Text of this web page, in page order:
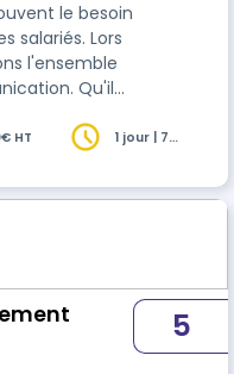
le besoin
salariés. Lors
l'ensemble
Qu'il
explique
HT
1 jour | 7
5